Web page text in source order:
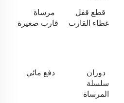
قطع قفل
غطاء القارب
مرساة
قارب صغيرة
دوران
سلسلة
المرساة
دفع مائي